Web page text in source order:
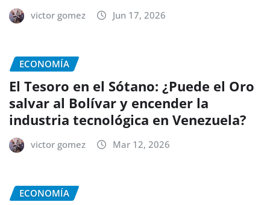
victor gomez Jun 17, 2026
ECONOMÍA
El Tesoro en el Sótano: ¿Puede el Oro
salvar al Bolívar y encender la
industria tecnológica en Venezuela?
victor gomez Mar 12, 2026
ECONOMÍA